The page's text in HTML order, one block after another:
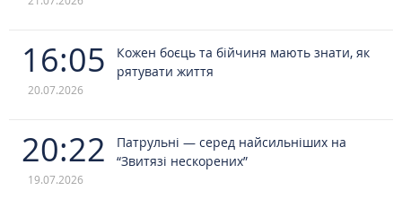
16:05
20.07.2026
Кожен боєць та бійчиня мають знати, як
рятувати життя
20:22
19.07.2026
Патрульні — серед найсильніших на
“Звитязі нескорених”